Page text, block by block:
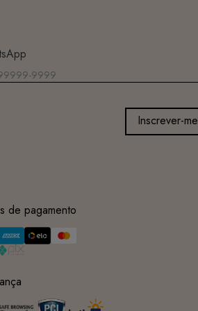
Inscrever-me
de pagamento